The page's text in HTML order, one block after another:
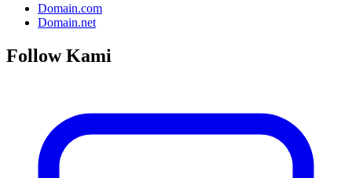
Domain.com
Domain.net
Follow Kami